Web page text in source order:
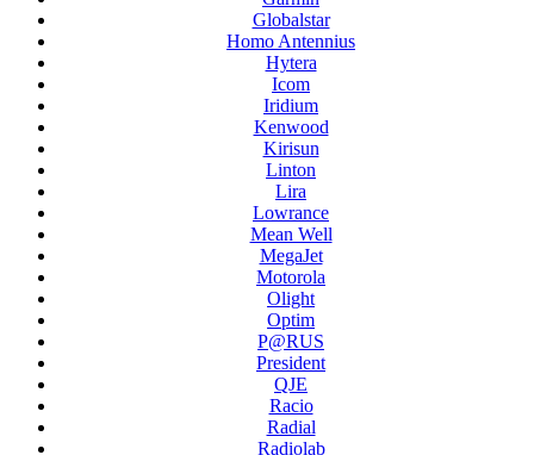
Globalstar
Homo Antennius
Hytera
Icom
Iridium
Kenwood
Kirisun
Linton
Lira
Lowrance
Mean Well
MegaJet
Motorola
Olight
Optim
P@RUS
President
QJE
Racio
Radial
Radiolab